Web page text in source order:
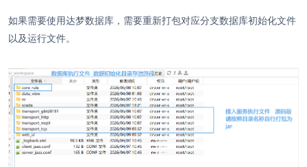
如果需要使用达梦数据库，需要重新打包对应分支数据库初始化文件
以及运行文件。